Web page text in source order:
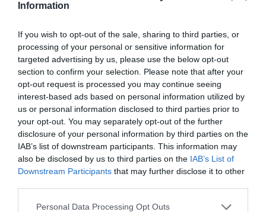
Information
If you wish to opt-out of the sale, sharing to third parties, or
processing of your personal or sensitive information for
targeted advertising by us, please use the below opt-out
section to confirm your selection. Please note that after your
opt-out request is processed you may continue seeing
interest-based ads based on personal information utilized by
us or personal information disclosed to third parties prior to
your opt-out. You may separately opt-out of the further
disclosure of your personal information by third parties on the
IAB’s list of downstream participants. This information may
also be disclosed by us to third parties on the IAB’s List of
Downstream Participants that may further disclose it to other
Personal Data Processing Opt Outs